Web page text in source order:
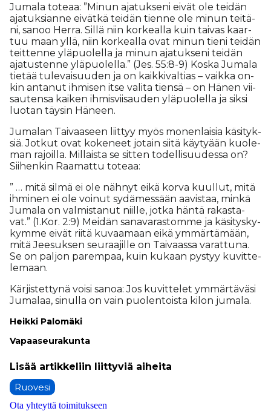
Ju­ma­la to­te­aa: ”Mi­nun aja­tuk­se­ni ei­vät ole tei­dän
aja­tuk­si­an­ne ei­vät­kä tei­dän tien­ne ole mi­nun tei­tä­
ni, sa­noo Her­ra. Sil­lä niin kor­ke­al­la kuin tai­vas kaar­
tuu maan yl­lä, niin kor­ke­al­la ovat mi­nun tie­ni tei­dän
teit­ten­ne ylä­puo­lel­la ja mi­nun aja­tuk­se­ni tei­dän
aja­tus­ten­ne ylä­puo­lel­la.” (Jes. 55:8-9) Kos­ka Ju­ma­la
tie­tää tu­le­vai­suu­den ja on kaik­ki­val­ti­as – vaik­ka on­
kin an­ta­nut ih­mi­sen it­se va­li­ta tien­sä – on Hä­nen vii­
sau­ten­sa kai­ken ih­mis­vii­sau­den ylä­puo­lel­la ja sik­si
luo­tan täy­sin Hä­neen.
Ju­ma­lan Tai­vaa­seen liit­tyy myös mo­nen­lai­sia kä­si­tyk­
siä. Jot­kut ovat ko­ke­neet jo­tain sii­tä käy­ty­ään kuo­le­
man ra­joil­la. Mil­lais­ta se sit­ten to­del­li­suu­des­sa on?
Sii­hen­kin Raa­mat­tu to­te­aa:
” … mitä sil­mä ei ole näh­nyt ei­kä kor­va kuul­lut, mitä
ih­mi­nen ei ole voi­nut sy­dä­mes­sään aa­vis­taa, min­kä
Ju­ma­la on val­mis­ta­nut niil­le, jot­ka hän­tä ra­kas­ta­
vat.” (1.Kor. 2:9) Mei­dän sa­na­va­ras­tom­me ja kä­si­tys­ky­
kym­me ei­vät rii­tä ku­vaa­maan ei­kä ym­mär­tä­mään,
mitä Jee­suk­sen seu­raa­jil­le on Tai­vaas­sa va­rat­tu­na.
Se on pal­jon pa­rem­paa, kuin ku­kaan pys­tyy ku­vit­te­
le­maan.
Kär­jis­tet­ty­nä voi­si sa­noa: Jos ku­vit­te­let ym­mär­tä­vä­si
Ju­ma­laa, si­nul­la on vain puo­len­tois­ta ki­lon ju­ma­la.
Heik­ki Pa­lo­mä­ki
Va­paa­seu­ra­kun­ta
Ruovesi
Ota yhteyttä toimitukseen